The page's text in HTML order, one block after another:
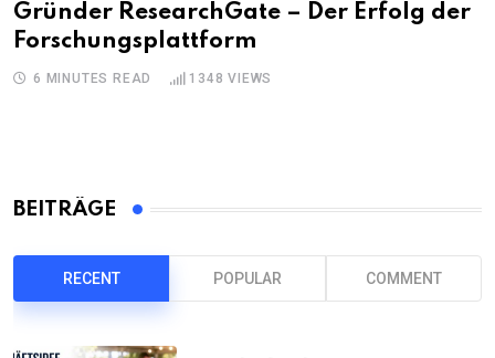
Gründer ResearchGate – Der Erfolg der
Forschungsplattform
6 MINUTES READ 1348 VIEWS
BEITRÄGE
RECENT POPULAR COMMENT